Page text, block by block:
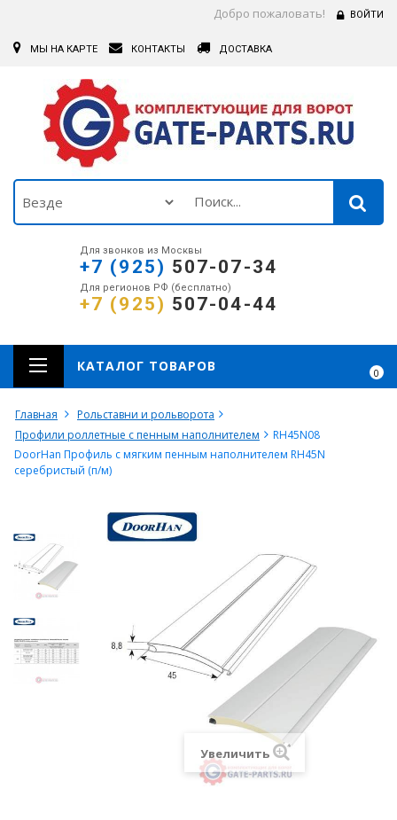
Добро пожаловать! ВОЙТИ
МЫ НА КАРТЕ КОНТАКТЫ ДОСТАВКА
Для звонков из Москвы
+7 (925) 507-07-34
Для регионов РФ (бесплатно)
+7 (925) 507-04-44
0
КАТАЛОГ ТОВАРОВ
Главная
Рольставни и рольворота
Профили роллетные с пенным наполнителем
RH45N08
DoorHan Профиль с мягким пенным наполнителем RH45N
серебристый (п/м)
Увеличить